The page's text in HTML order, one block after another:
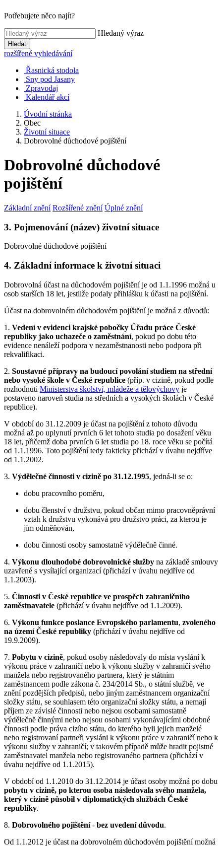
Potřebujete něco najít?
Hledaný výraz
Hledat
rozšířené vyhledávání
Řasnická stodola
Sny pod Jasany
Zpravodaj
Kalendář akcí
Úvodní stránka
Obec
Životní situace
Dobrovolné důchodové pojištění
Dobrovolné důchodové
pojištění
Základní znění Rozšířené znění Úplné znění
3. Pojmenování (název) životní situace
Dobrovolné důchodové pojištění
4. Základní informace k životní situaci
Dobrovolná účast na důchodovém pojištění je od 1.1.1996 možná u
osob starších 18 let, jestliže podaly přihlášku k účasti na pojištění.
Účast na dobrovolném důchodovém pojištění je možná z důvodů:
1. Vedení v evidenci krajské pobočky Úřadu práce České
republiky jako uchazeče o zaměstnání, pokud po dobu této
evidence nenáleží podpora v nezaměstnanosti nebo podpora při
rekvalifikaci.
2. Soustavné přípravy na budoucí povolání studiem na střední
nebo vysoké škole v České republice (příp. v cizině, pokud podle
rozhodnutíMinisterstva školství, mládeže a tělovýchovy je
postaveno naroveň studia na středních a vysokých školách v České
republice).
V období do 31.12.2009 je účast na pojištění z tohoto důvodu
možná až po uplynutí prvních 6 let tohoto studia po dosažení věku
18 let, přičemž doba prvních 6 let studia po 18. roce věku se počítá
od 1.1.1996. Toto pojištění tedy fakticky přichází v úvahu nejdříve
od 1.1.2002.
3. Výdělečné činnosti v cizině po 31.12.1995, jedná-li se o:
dobu pracovního poměru,
dobu členství v družstvu, pokud občan mimo pracovněprávní
vztah k družstvu vykonává pro družstvo práci, za kterou je
jím odměňován,
dobu činnosti osoby samostatně výdělečně činné.
4. Výkonu dlouhodobé dobrovolnické služby na základě smlouvy
uzavřené s vysílající organizací (přichází v úvahu nejdříve od
1.1.2003).
5. Činnosti v České republice ve prospěch zahraničního
zaměstnavatele (přichází v úvahu nejdříve od 1.1.2009).
6. Výkonu funkce poslance Evropského parlamentu, zvoleného
na území České republiky (přichází v úvahu nejdříve od
19.9.2009).
7. Pobytu v cizině, pokud osoby následovaly do místa vyslání k
výkonu práce v zahraničí nebo k výkonu služby v zahraničí svého
manžela nebo registrovaného partnera, který je státním
zaměstnancem podle zákona č. 234/2014 Sb., o státní službě, ve
znění pozdějších předpisů, nebo jiným zaměstnancem organizační
složky státu, se souhlasem této organizační složky státu, a nemají
příjem ze závislé činnosti nebo nejsou osobami samostatně
výdělečně činnými nebo nejsou osobami vykonávajícími obdobné
činnosti podle práva cizího státu, do kterého byli jejich manželé
nebo registrovaní partneři vysláni k výkonu práce v zahraničí nebo k
výkonu služby v zahraničí; v takovém případě může hradit pojistné
zaměstnavatel manžela nebo registrovaného partnera (přichází v
úvahu nejdříve od 1.1.2015).
V období od 1.1.2010 do 31.12.2014 je účast osoby možná po dobu
pobytu v cizině, po kterou osoba následovala svého manžela,
který v cizině působil v diplomatických službách České
republiky.
8. Dobrovolného pojištění- bez uvedení důvodu.
Od 1.1.2012 je účast na dobrovolném důchodovém pojištění možná